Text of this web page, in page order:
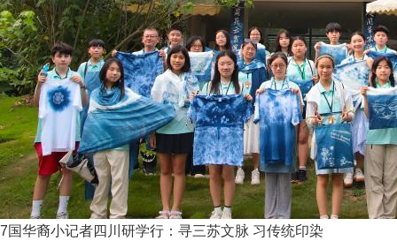
7国华裔小记者四川研学行：寻三苏文脉 习传统印染